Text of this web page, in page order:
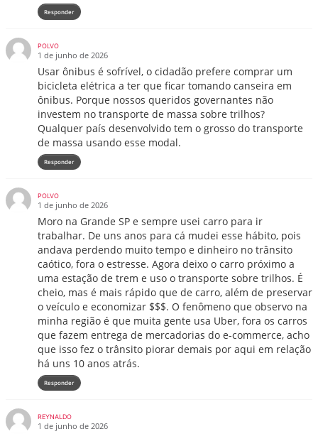
Responder
POLVO
1 de junho de 2026
Usar ônibus é sofrível, o cidadão prefere comprar um
bicicleta elétrica a ter que ficar tomando canseira em
ônibus. Porque nossos queridos governantes não
investem no transporte de massa sobre trilhos?
Qualquer país desenvolvido tem o grosso do transporte
de massa usando esse modal.
Responder
POLVO
1 de junho de 2026
Moro na Grande SP e sempre usei carro para ir
trabalhar. De uns anos para cá mudei esse hábito, pois
andava perdendo muito tempo e dinheiro no trânsito
caótico, fora o estresse. Agora deixo o carro próximo a
uma estação de trem e uso o transporte sobre trilhos. É
cheio, mas é mais rápido que de carro, além de preservar
o veículo e economizar $$$. O fenômeno que observo na
minha região é que muita gente usa Uber, fora os carros
que fazem entrega de mercadorias do e-commerce, acho
que isso fez o trânsito piorar demais por aqui em relação
há uns 10 anos atrás.
Responder
REYNALDO
1 de junho de 2026